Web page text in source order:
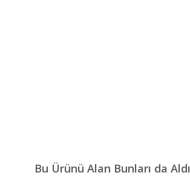
Bu Ürünü Alan Bunları da Aldı